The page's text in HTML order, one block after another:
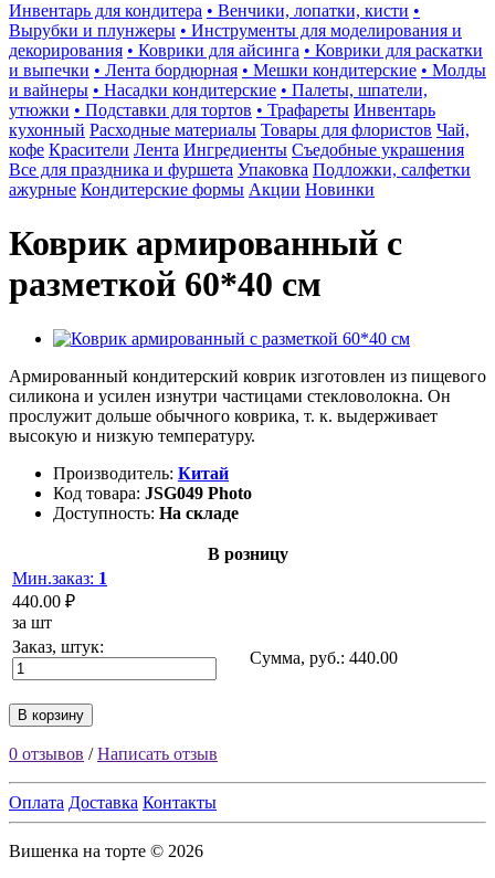
Инвентарь для кондитера • Венчики, лопатки, кисти •
Вырубки и плунжеры • Инструменты для моделирования и
декорирования • Коврики для айсинга • Коврики для раскатки
и выпечки • Лента бордюрная • Мешки кондитерские • Молды
и вайнеры • Насадки кондитерские • Палеты, шпатели,
утюжки • Подставки для тортов • Трафареты Инвентарь
кухонный Расходные материалы Товары для флористов Чай,
кофе Красители Лента Ингредиенты Съедобные украшения
Все для праздника и фуршета Упаковка Подложки, салфетки
ажурные Кондитерские формы Акции Новинки
Коврик армированный с
разметкой 60*40 см
Армированный кондитерский коврик изготовлен из пищевого
силикона и усилен изнутри частицами стекловолокна. Он
прослужит дольше обычного коврика, т. к. выдерживает
высокую и низкую температуру.
Производитель: Китай
Код товара: JSG049 Photo
Доступность: На складе
В розницу
Мин.заказ: 1
440.00 ₽
за шт
Заказ, штук:
Сумма, руб.: 440.00
В корзину
0 отзывов /Написать отзыв
Оплата Доставка Контакты
Вишенка на торте © 2026